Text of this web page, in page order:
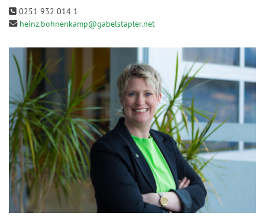
0251 932 014 1
heinz.bohnenkamp@gabelstapler.net